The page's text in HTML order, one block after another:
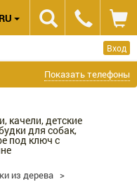
Вход
Показать телефоны
качели, детские
для собак,
под ключ с
RU
из дерева >